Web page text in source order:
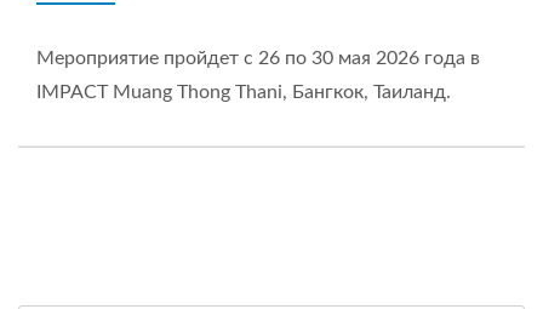
Мероприятие пройдет с 26 по 30 мая 2026 года в
IMPACT Muang Thong Thani, Бангкок, Таиланд.